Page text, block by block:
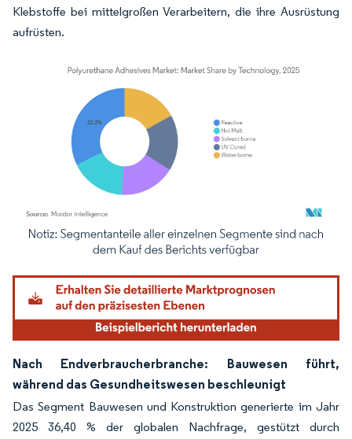
Klebstoffe bei mittelgroßen Verarbeitern, die ihre Ausrüstung
aufrüsten.
Bild © Mordor Intelligence. Wiederverwendung erfordert Namensnennung
Nach Endverbraucherbranche: Bauwesen führt,
während das Gesundheitswesen beschleunigt
Das Segment Bauwesen und Konstruktion generierte im Jahr
2025 36,40 % der globalen Nachfrage, gestützt durch